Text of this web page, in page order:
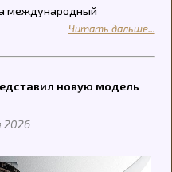
международный
Читать дальше...
новую модель
2026